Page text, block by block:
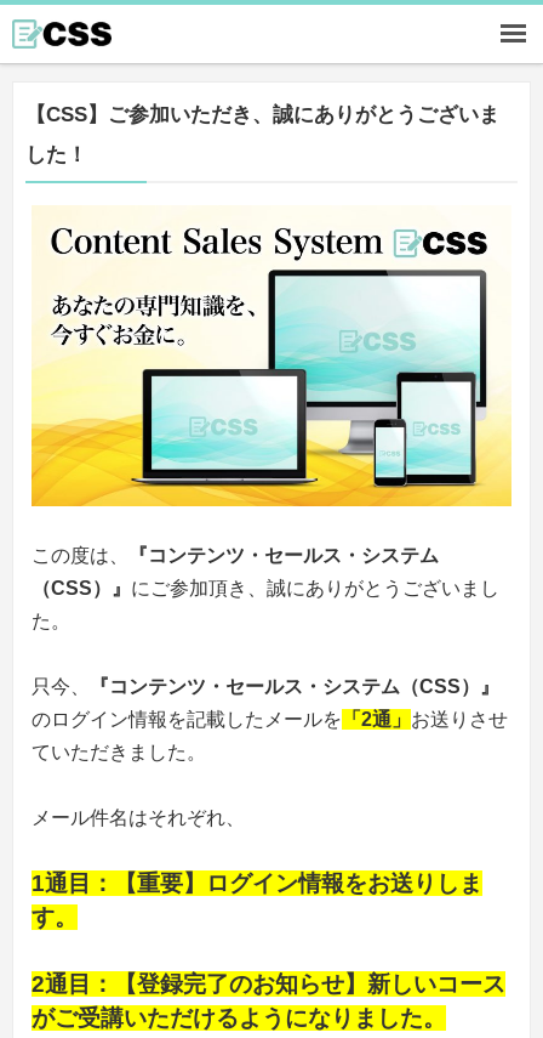
【CSS】ご参加いただき、誠にありがとうございま
した！
この度は、
『コンテンツ・セールス・システム
（CSS）』 にご参加頂き、誠にありがとうございまし
た。
只今、
『コンテンツ・セールス・システム（CSS）』
のログイン情報を記載したメールを 「2通」 お送りさせ
ていただきました。
メール件名はそれぞれ、
1通目：【重要】ログイン情報をお送りしま
す。
2通目：【登録完了のお知らせ】新しいコース
がご受講いただけるようになりました。